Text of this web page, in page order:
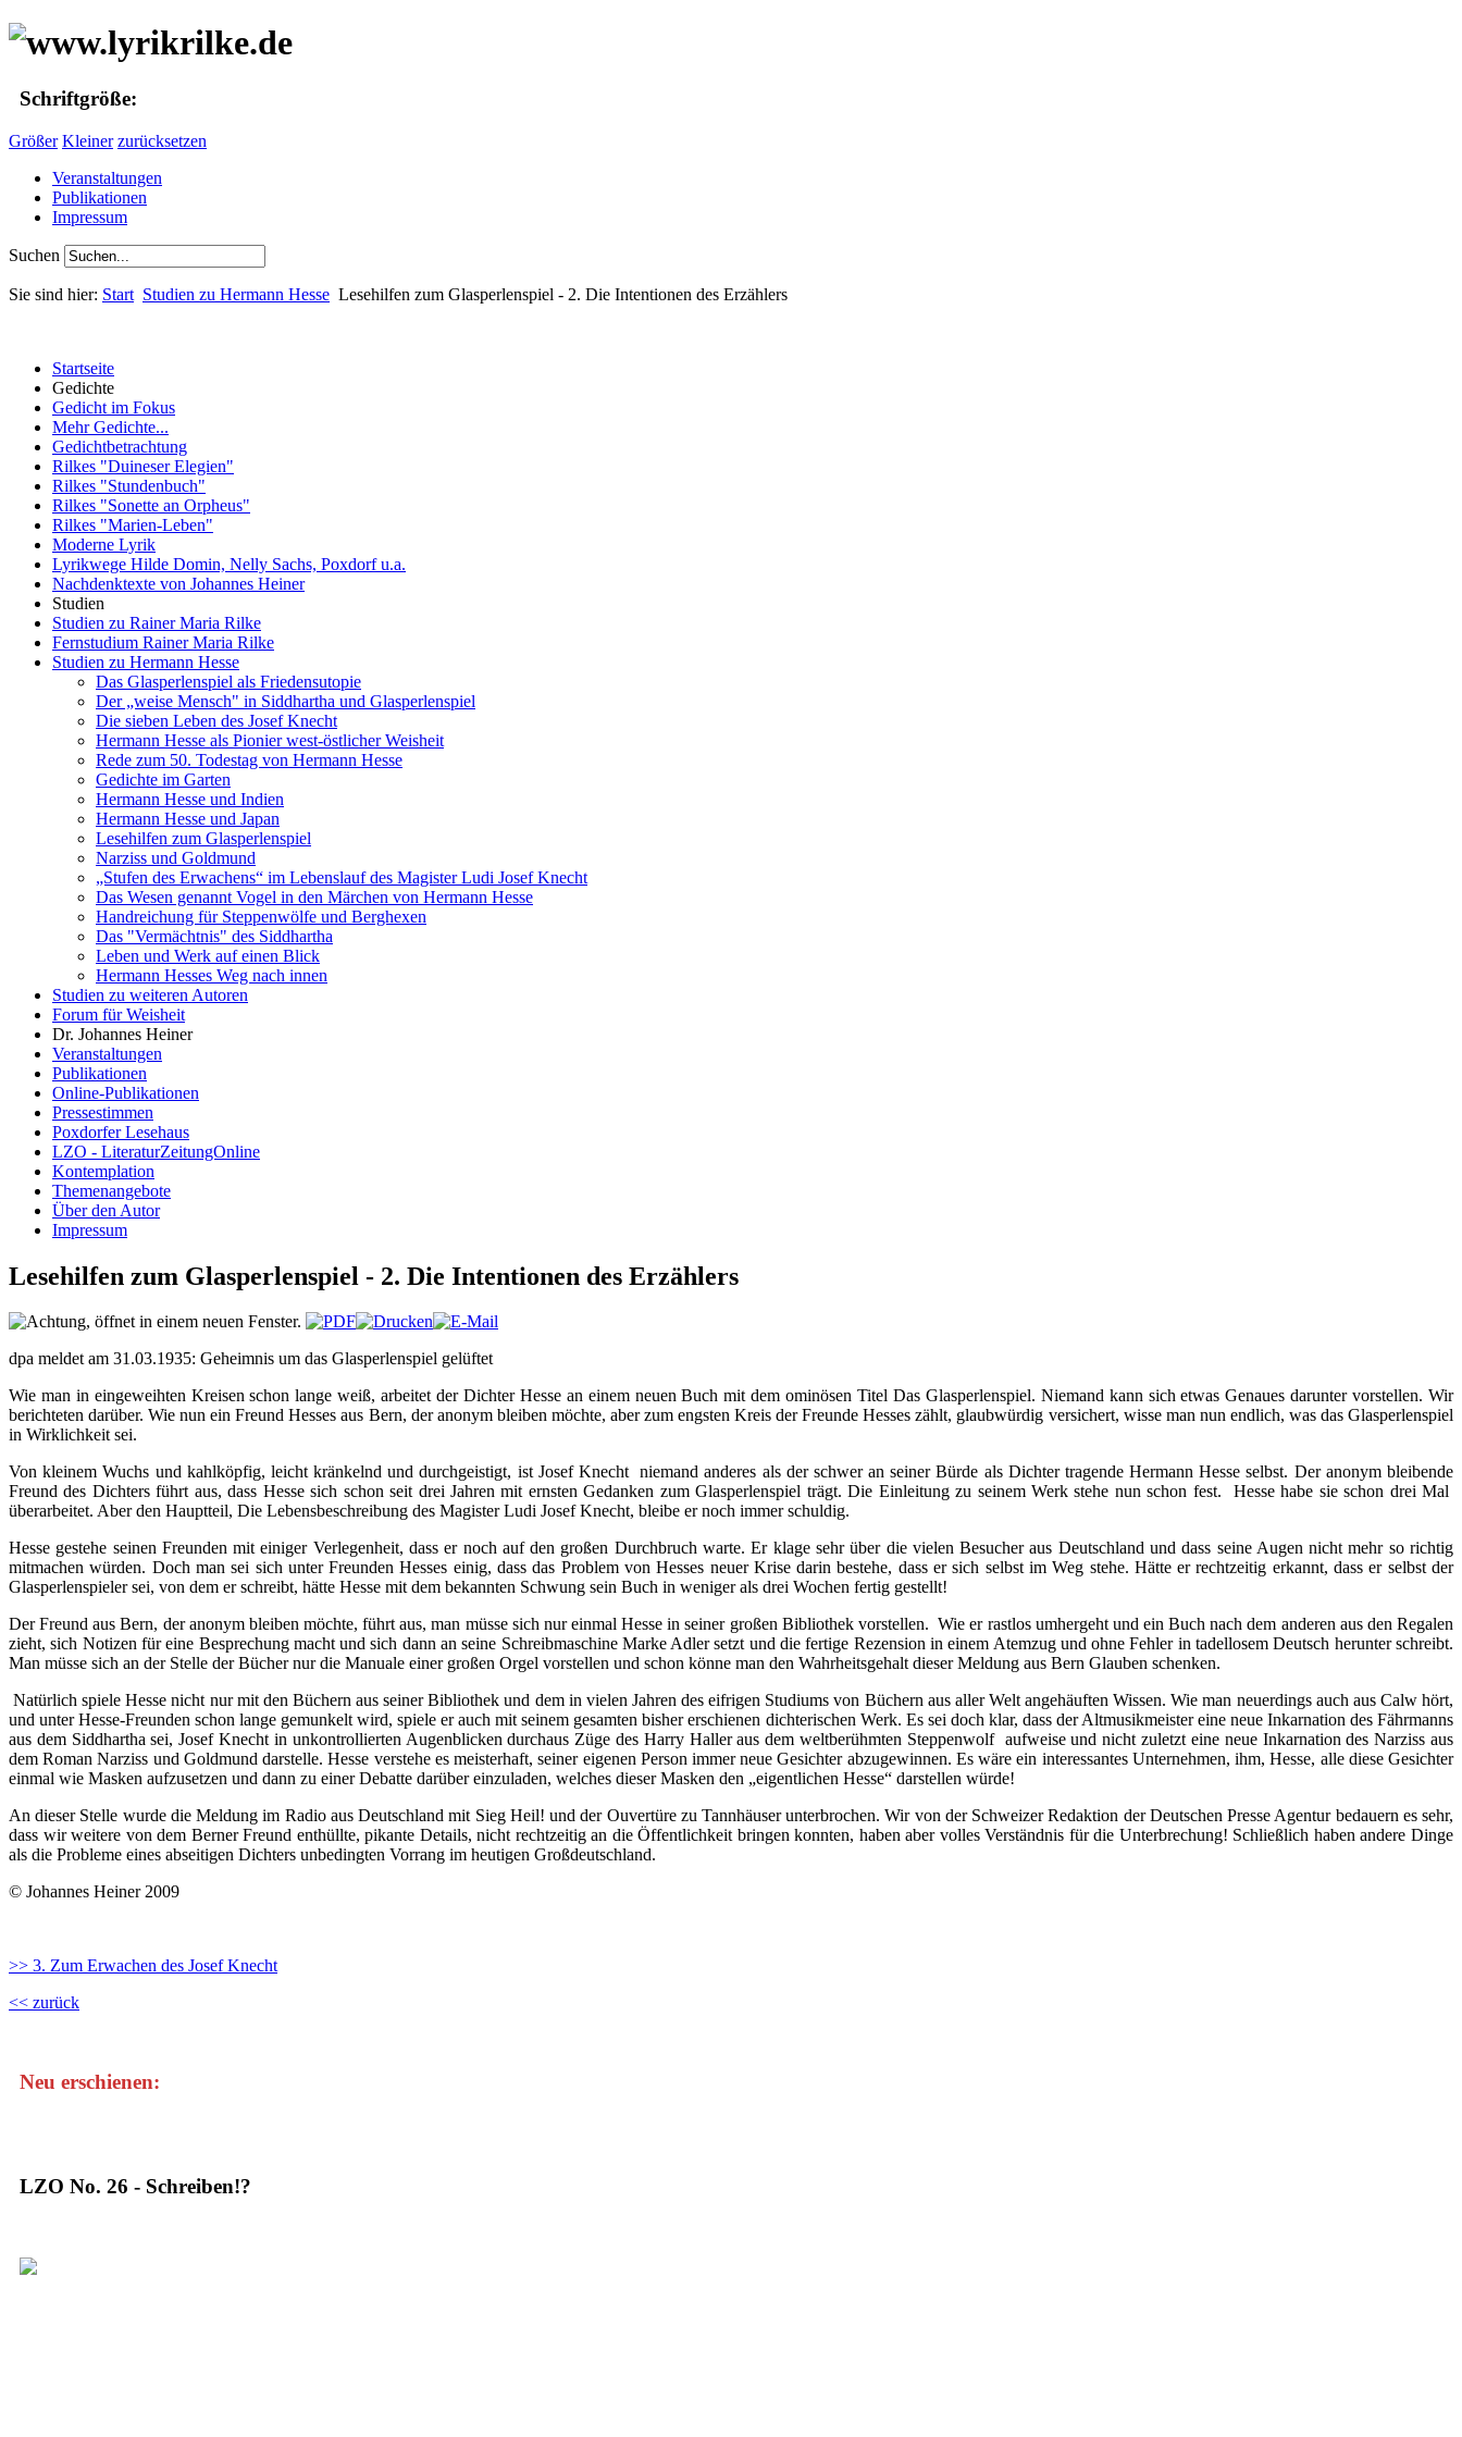
Schriftgröße:
Größer Kleiner zurücksetzen
Veranstaltungen
Publikationen
Impressum
Suchen
Sie sind hier: Start Studien zu Hermann Hesse Lesehilfen zum Glasperlenspiel - 2. Die Intentionen des Erzählers
Startseite
Gedichte
Gedicht im Fokus
Mehr Gedichte...
Gedichtbetrachtung
Rilkes "Duineser Elegien"
Rilkes "Stundenbuch"
Rilkes "Sonette an Orpheus"
Rilkes "Marien-Leben"
Moderne Lyrik
Lyrikwege Hilde Domin, Nelly Sachs, Poxdorf u.a.
Nachdenktexte von Johannes Heiner
Studien
Studien zu Rainer Maria Rilke
Fernstudium Rainer Maria Rilke
Studien zu Hermann Hesse
Das Glasperlenspiel als Friedensutopie
Der „weise Mensch" in Siddhartha und Glasperlenspiel
Die sieben Leben des Josef Knecht
Hermann Hesse als Pionier west-östlicher Weisheit
Rede zum 50. Todestag von Hermann Hesse
Gedichte im Garten
Hermann Hesse und Indien
Hermann Hesse und Japan
Lesehilfen zum Glasperlenspiel
Narziss und Goldmund
„Stufen des Erwachens“ im Lebenslauf des Magister Ludi Josef Knecht
Das Wesen genannt Vogel in den Märchen von Hermann Hesse
Handreichung für Steppenwölfe und Berghexen
Das "Vermächtnis" des Siddhartha
Leben und Werk auf einen Blick
Hermann Hesses Weg nach innen
Studien zu weiteren Autoren
Forum für Weisheit
Dr. Johannes Heiner
Veranstaltungen
Publikationen
Online-Publikationen
Pressestimmen
Poxdorfer Lesehaus
LZO - LiteraturZeitungOnline
Kontemplation
Themenangebote
Über den Autor
Impressum
Lesehilfen zum Glasperlenspiel - 2. Die Intentionen des Erzählers
dpa meldet am 31.03.1935: Geheimnis um das Glasperlenspiel gelüftet
Wie man in eingeweihten Kreisen schon lange weiß, arbeitet der Dichter Hesse an einem neuen Buch mit dem ominösen Titel Das Glasperlenspiel. Niemand kann sich etwas Genaues darunter vorstellen. Wir
berichteten darüber. Wie nun ein Freund Hesses aus Bern, der anonym bleiben möchte, aber zum engsten Kreis der Freunde Hesses zählt, glaubwürdig versichert, wisse man nun endlich, was das Glasperlenspiel
in Wirklichkeit sei.
Von kleinem Wuchs und kahlköpfig, leicht kränkelnd und durchgeistigt, ist Josef Knecht niemand anderes als der schwer an seiner Bürde als Dichter tragende Hermann Hesse selbst. Der anonym bleibende
Freund des Dichters führt aus, dass Hesse sich schon seit drei Jahren mit ernsten Gedanken zum Glasperlenspiel trägt. Die Einleitung zu seinem Werk stehe nun schon fest. Hesse habe sie schon drei Mal
überarbeitet. Aber den Hauptteil, Die Lebensbeschreibung des Magister Ludi Josef Knecht, bleibe er noch immer schuldig.
Hesse gestehe seinen Freunden mit einiger Verlegenheit, dass er noch auf den großen Durchbruch warte. Er klage sehr über die vielen Besucher aus Deutschland und dass seine Augen nicht mehr so richtig
mitmachen würden. Doch man sei sich unter Freunden Hesses einig, dass das Problem von Hesses neuer Krise darin bestehe, dass er sich selbst im Weg stehe. Hätte er rechtzeitig erkannt, dass er selbst der
Glasperlenspieler sei, von dem er schreibt, hätte Hesse mit dem bekannten Schwung sein Buch in weniger als drei Wochen fertig gestellt!
Der Freund aus Bern, der anonym bleiben möchte, führt aus, man müsse sich nur einmal Hesse in seiner großen Bibliothek vorstellen. Wie er rastlos umhergeht und ein Buch nach dem anderen aus den Regalen
zieht, sich Notizen für eine Besprechung macht und sich dann an seine Schreibmaschine Marke Adler setzt und die fertige Rezension in einem Atemzug und ohne Fehler in tadellosem Deutsch herunter schreibt.
Man müsse sich an der Stelle der Bücher nur die Manuale einer großen Orgel vorstellen und schon könne man den Wahrheitsgehalt dieser Meldung aus Bern Glauben schenken.
Natürlich spiele Hesse nicht nur mit den Büchern aus seiner Bibliothek und dem in vielen Jahren des eifrigen Studiums von Büchern aus aller Welt angehäuften Wissen. Wie man neuerdings auch aus Calw hört,
und unter Hesse-Freunden schon lange gemunkelt wird, spiele er auch mit seinem gesamten bisher erschienen dichterischen Werk. Es sei doch klar, dass der Altmusikmeister eine neue Inkarnation des Fährmanns
aus dem Siddhartha sei, Josef Knecht in unkontrollierten Augenblicken durchaus Züge des Harry Haller aus dem weltberühmten Steppenwolf aufweise und nicht zuletzt eine neue Inkarnation des Narziss aus
dem Roman Narziss und Goldmund darstelle. Hesse verstehe es meisterhaft, seiner eigenen Person immer neue Gesichter abzugewinnen. Es wäre ein interessantes Unternehmen, ihm, Hesse, alle diese Gesichter
einmal wie Masken aufzusetzen und dann zu einer Debatte darüber einzuladen, welches dieser Masken den „eigentlichen Hesse“ darstellen würde!
An dieser Stelle wurde die Meldung im Radio aus Deutschland mit Sieg Heil! und der Ouvertüre zu Tannhäuser unterbrochen. Wir von der Schweizer Redaktion der Deutschen Presse Agentur bedauern es sehr,
dass wir weitere von dem Berner Freund enthüllte, pikante Details, nicht rechtzeitig an die Öffentlichkeit bringen konnten, haben aber volles Verständnis für die Unterbrechung! Schließlich haben andere Dinge
als die Probleme eines abseitigen Dichters unbedingten Vorrang im heutigen Großdeutschland.
© Johannes Heiner 2009
>> 3. Zum Erwachen des Josef Knecht
<< zurück
Neu erschienen:
LZO No. 26 - Schreiben!?